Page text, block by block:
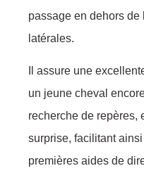
passage en dehors de
latérales.
Il assure une
un jeune cheval
recherche de repères,
surprise, facilitant
premières aides de